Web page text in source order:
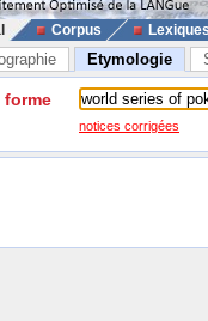
Corpus
Etymologie
forme
notices corrigées